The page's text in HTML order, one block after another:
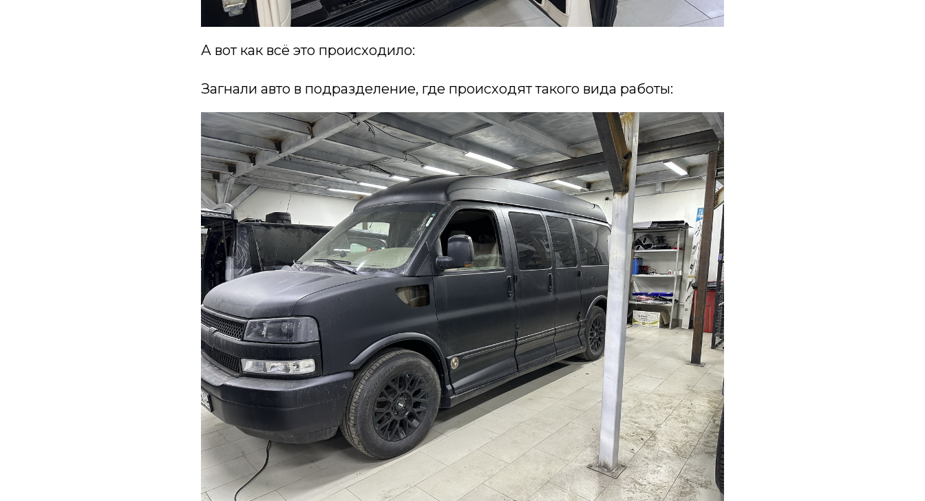
А вот как всё это происходило:
Загнали авто в подразделение, где происходят такого вида работы: